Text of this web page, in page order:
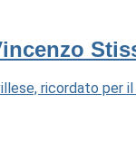
ricordato per